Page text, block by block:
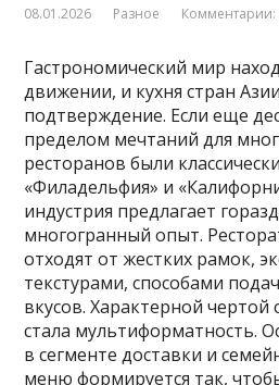
08.01.2026 Разное Комментарии:
Гастрономический мир
движении, и кухня стран
подтверждение. Если еще
пределом мечтаний для
ресторанов были
«Филадельфия» и
индустрия предлагает
многогранный опыт.
отходят от жестких рамок,
текстурами, способами
вкусов. Характерной
стала мультиформатность.
в сегменте доставки и
меню формируется так,